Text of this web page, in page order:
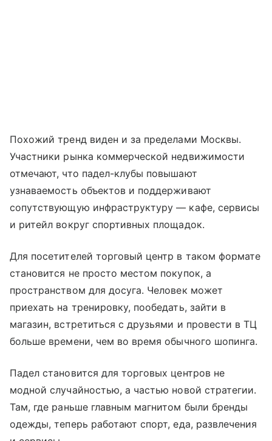
Похожий тренд виден и за пределами Москвы.
Участники рынка коммерческой недвижимости
отмечают, что падел-клубы повышают
узнаваемость объектов и поддерживают
сопутствующую инфраструктуру — кафе, сервисы
и ритейл вокруг спортивных площадок.
Для посетителей торговый центр в таком формате
становится не просто местом покупок, а
пространством для досуга. Человек может
приехать на тренировку, пообедать, зайти в
магазин, встретиться с друзьями и провести в ТЦ
больше времени, чем во время обычного шопинга.
Падел становится для торговых центров не
модной случайностью, а частью новой стратегии.
Там, где раньше главным магнитом были бренды
одежды, теперь работают спорт, еда, развлечения